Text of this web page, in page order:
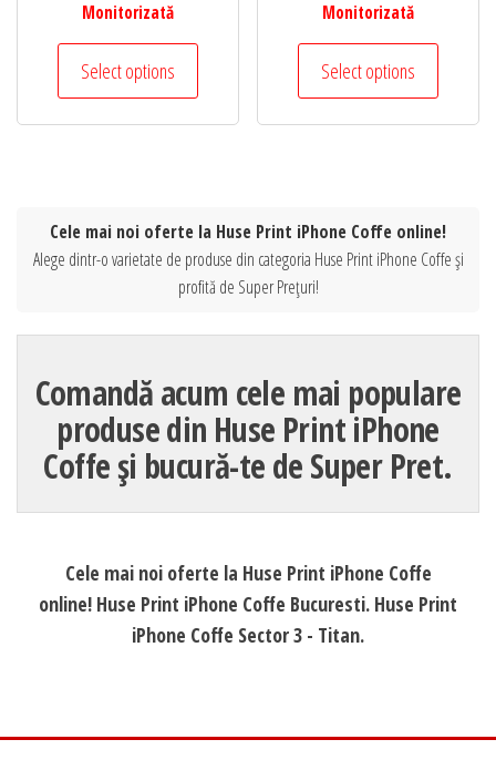
Monitorizată
Select options
Monitorizată
Select options
Cele mai noi oferte la Huse Print iPhone Coffe online!
Alege dintr-o varietate de produse din categoria Huse Print iPhone Coffe și
profită de Super Prețuri!
Comandă acum cele mai populare
produse din Huse Print iPhone
Coffe și bucură-te de Super Pret.
Cele mai noi oferte la Huse Print iPhone Coffe
online! Huse Print iPhone Coffe Bucuresti. Huse Print
iPhone Coffe Sector 3 - Titan.